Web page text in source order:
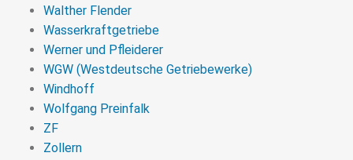
Walther Flender
Wasserkraftgetriebe
Werner und Pfleiderer
WGW (Westdeutsche Getriebewerke)
Windhoff
Wolfgang Preinfalk
ZF
Zollern